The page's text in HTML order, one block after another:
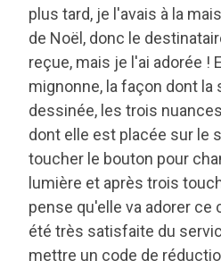
plus tard, je l'avais à la
de Noël, donc le
reçue, mais je l'ai adorée !
mignonne, la façon dont la
dessinée, les trois
dont elle est placée sur le
toucher le bouton pour
lumière et après trois
pense qu'elle va adorer ce
été très satisfaite du
mettre un code de